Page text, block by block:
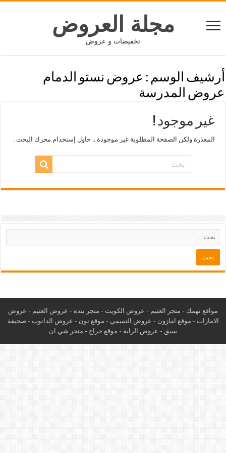
مجلة العروض
تخفيضات و عروض
أرشيف الوسم : عروض نستو الدمام
عروض المدرسة
غير موجود !
المعذرة ولكن الصفحة المطلوبة غير موجودة .. حاول إستخدام محرك البحث .
مواقع تهمك - متجر العثيم - عروض الكويت - متجر بنده - عروض العثيم - عروض
الامارات - موقع امازون - عروض التميمي - موقع نون - عروض الدانوب - صحيفة
سبق - عروض الراية - موقع حراج - متجر شي ان